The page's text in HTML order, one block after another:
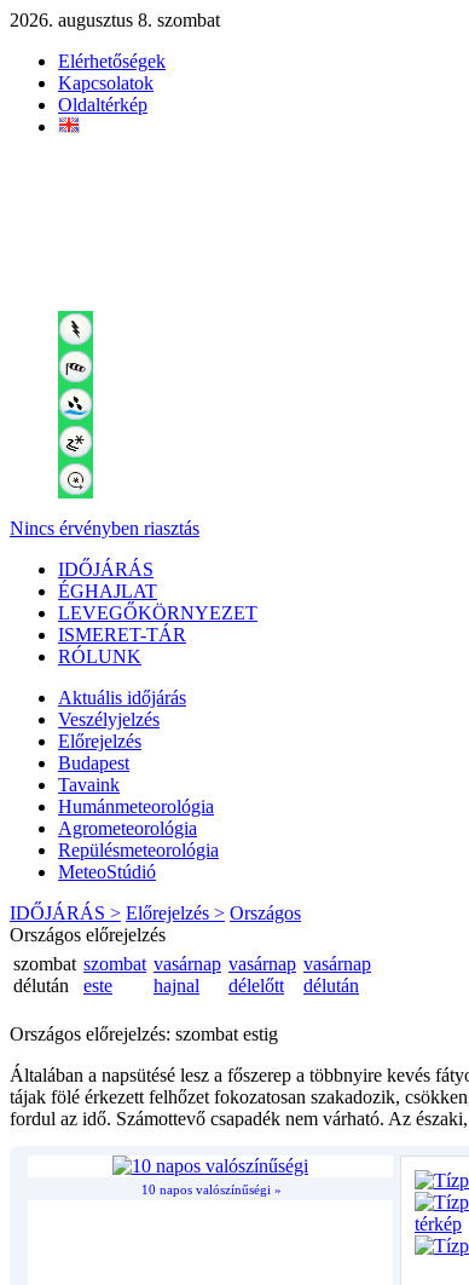
2026. augusztus 8. szombat
Elérhetőségek
Kapcsolatok
Oldaltérkép
Nincs érvényben riasztás
IDŐJÁRÁS
ÉGHAJLAT
LEVEGŐKÖRNYEZET
ISMERET-TÁR
RÓLUNK
Aktuális időjárás
Veszélyjelzés
Előrejelzés
Budapest
Tavaink
Humánmeteorológia
Agrometeorológia
Repülésmeteorológia
MeteoStúdió
IDŐJÁRÁS > Előrejelzés > Országos
Országos előrejelzés
10 napos valószínűségi »